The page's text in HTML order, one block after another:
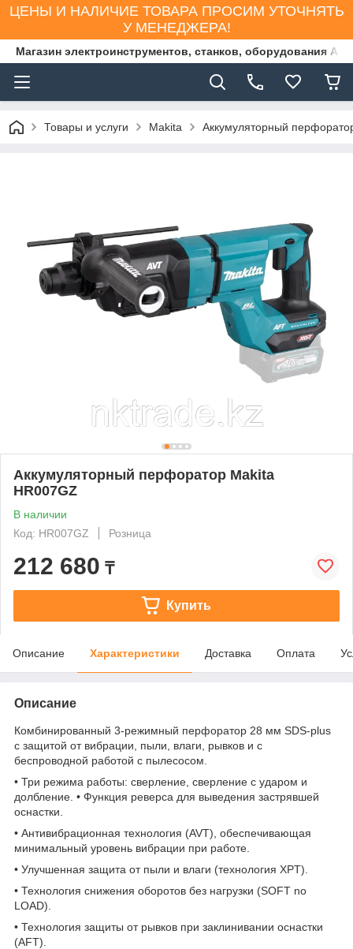
ЦЕНЫ И НАЛИЧИЕ ТОВАРА ПРОСИМ УТОЧНЯТЬ
У МЕНЕДЖЕРА!
Магазин электроинструментов, станков, оборудования
Товары и услуги Makita Аккумуляторный
Аккумуляторный перфоратор Makita
HR007GZ
В наличии
Код: HR007GZ
Розница
212 680 ₸
Купить
Описание Характеристики Доставка Оплата
Описание
Комбинированный 3-режимный перфоратор 28 мм SDS-plus
c защитой от вибрации, пыли, влаги, рывков и с
беспроводной работой с пылесосом.
• Три режима работы: сверление, сверление с ударом и
долбление. • Функция реверса для выведения застрявшей
оснастки.
• Антивибрационная технология (AVT), обеспечивающая
минимальный уровень вибрации при работе.
• Улучшенная защита от пыли и влаги (технология XPT).
• Технология снижения оборотов без нагрузки (SOFT no
LOAD).
• Технология защиты от рывков при заклинивании оснастки
(AFT).